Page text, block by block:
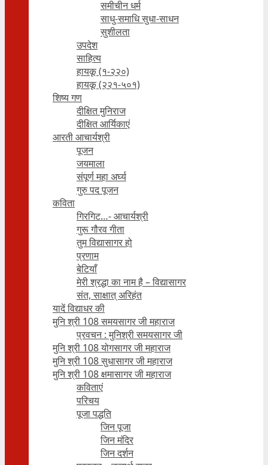
समीचीन धर्म
साधु-समाधि सुधा-साधन
सुशीलता
उपदेश
साहित्य
हायकू (१‍-२२०)
हायकू (२२१-५०१)
शिष्य गण
दीक्षित मुनिराज
दीक्षित आर्यिकाएं
आरती आचार्यश्री
पूजन
जयमाला
संपूर्ण महा अर्घ्य
गुरु पद पूजन
कविता
गिरगिट…- आचार्यश्री
गुरू गौरव गीता
तुम विद्यासागर हो
प्रणाम
बेटियाँ
मेरी श्रद्धा का नाम है – विद्यासागर
संत, साक्षात् अरिहंत
यादें विद्याधर की
मुनि श्री 108 समयसागर जी महाराज
प्रवचन : मुनिश्री समयसागर जी
मुनि श्री 108 योगसागर जी महाराज
मुनि श्री 108 सुधासागर जी महाराज
मुनि श्री 108 क्षमासागर जी महाराज
कविताएं
परिचय
पूजा पद्धति
जिन पूजा
जिन मंदिर
जिन दर्शन